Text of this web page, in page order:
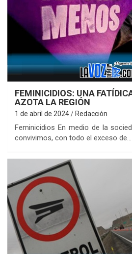
FEMINICIDIOS: UNA
AZOTA LA REGIÓN
1 de abril de 2024 Redacción
Feminicidios En medio de la
convivimos, con todo el exceso de…